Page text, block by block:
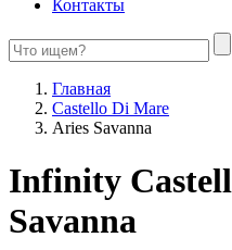
Контакты
Главная
Castello Di Mare
Aries Savanna
Infinity
Savanna